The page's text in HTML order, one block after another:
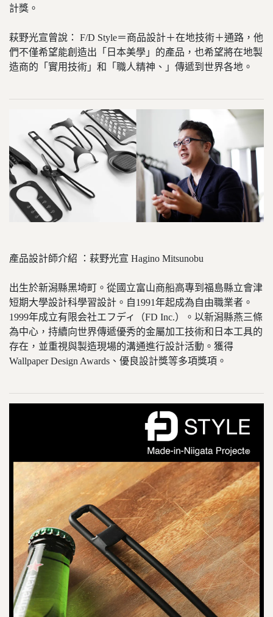
計獎。
萩野光宣曾說： F/D Style＝商品設計＋在地技術＋通路，他
們不僅希望能創造出「日本美學」的產品，也希望將在地製
造商的「實用技術」和「職人精神、」傳遞到世界各地。
產品設計師介紹 ：萩野光宣 Hagino Mitsunobu
出生於新潟縣黑埼町。從國立富山商船高專到福島縣立會津
短期大學設計科學習設計。自1991年起成為自由職業者。
1999年成立有限会社エフディ（FD Inc.）。以新潟縣燕三條
為中心，持續向世界傳遞優秀的金屬加工技術和日本工具的
存在，並重視與製造現場的溝通進行設計活動。獲得
Wallpaper Design Awards、優良設計獎等多項獎項。